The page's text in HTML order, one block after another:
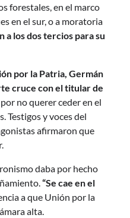
forestales, en el marco
en el sur, o a moratoria
a los dos tercios para su
por la Patria, Germán
cruce con el titular de
por no querer ceder en el
Testigos y voces del
afirmaron que
daba por hecho
“Se cae en el
a que Unión por la
alta.